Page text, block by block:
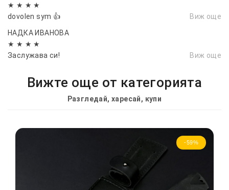
★ ★ ★ ★
dovolen sym 👍
Виж още
НАДКА ИВАНОВА
★ ★ ★ ★
Заслужава си!
Виж още
Вижте още от категорията
Разгледай, харесай, купи
-59%